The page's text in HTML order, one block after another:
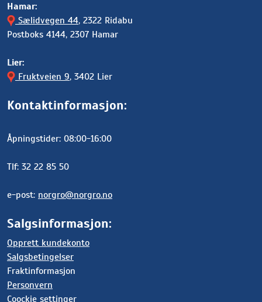
Hamar:
Sælidvegen 44, 2322 Ridabu
Postboks 4144, 2307 Hamar
Lier:
Fruktveien 9, 3402 Lier
Kontaktinformasjon:
Åpningstider: 08:00-16:00
Tlf: 32 22 85 50
e-post: norgro@norgro.no
Salgsinformasjon:
Opprett kundekonto
Salgsbetingelser
Fraktinformasjon
Personvern
Coockie settinger